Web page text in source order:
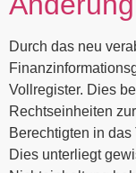
Durch das neu
Vollregister. Dies
Rechtseinheiten
Berechtigten in
Dies unterliegt